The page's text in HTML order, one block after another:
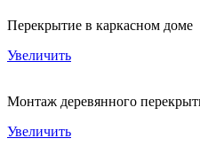
Перекрытие в каркасном доме
Увеличить
Монтаж деревянного
Увеличить